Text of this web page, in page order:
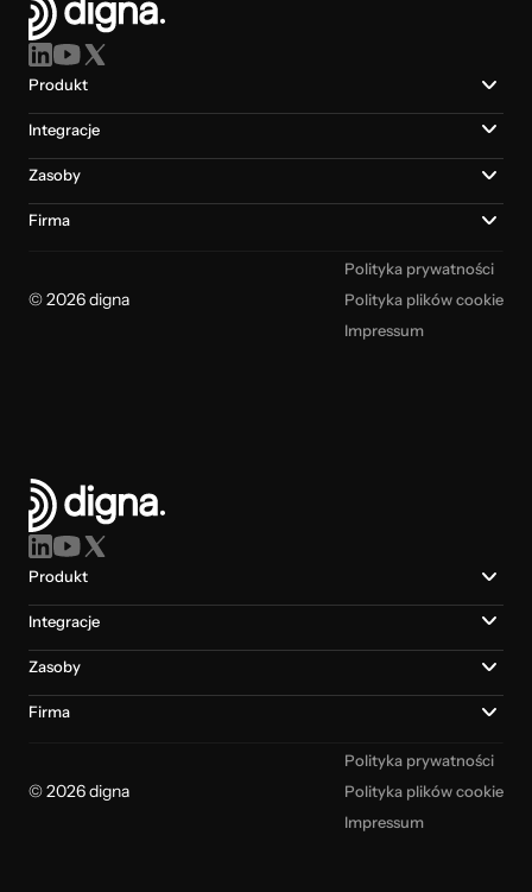
Produkt
Integracje
Zasoby
Firma
© 2026 digna
Polityka prywatności
Polityka plików cookie
Impressum
Produkt
Integracje
Zasoby
Firma
© 2026 digna
Polityka prywatności
Polityka plików cookie
Impressum